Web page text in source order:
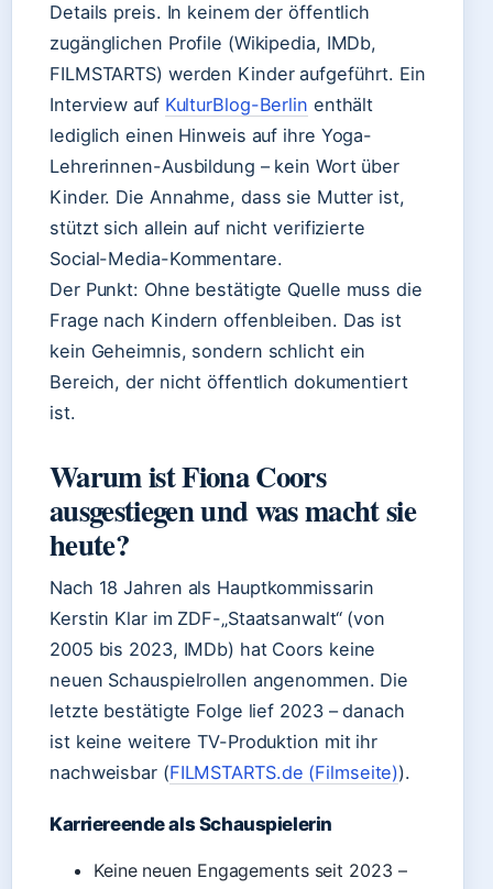
Details preis. In keinem der öffentlich
zugänglichen Profile (Wikipedia, IMDb,
FILMSTARTS) werden Kinder aufgeführt. Ein
Interview auf KulturBlog-Berlin enthält
lediglich einen Hinweis auf ihre Yoga-
Lehrerinnen-Ausbildung – kein Wort über
Kinder. Die Annahme, dass sie Mutter ist,
stützt sich allein auf nicht verifizierte
Social-Media-Kommentare.
Der Punkt: Ohne bestätigte Quelle muss die
Frage nach Kindern offenbleiben. Das ist
kein Geheimnis, sondern schlicht ein
Bereich, der nicht öffentlich dokumentiert
ist.
Warum ist Fiona Coors
ausgestiegen und was macht sie
heute?
Nach 18 Jahren als Hauptkommissarin
Kerstin Klar im ZDF-„Staatsanwalt“ (von
2005 bis 2023, IMDb) hat Coors keine
neuen Schauspielrollen angenommen. Die
letzte bestätigte Folge lief 2023 – danach
ist keine weitere TV-Produktion mit ihr
nachweisbar (FILMSTARTS.de (Filmseite)).
Karriereende als Schauspielerin
Keine neuen Engagements seit 2023 –